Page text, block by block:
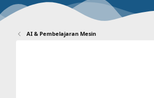
AI & Pembelajaran Mesin